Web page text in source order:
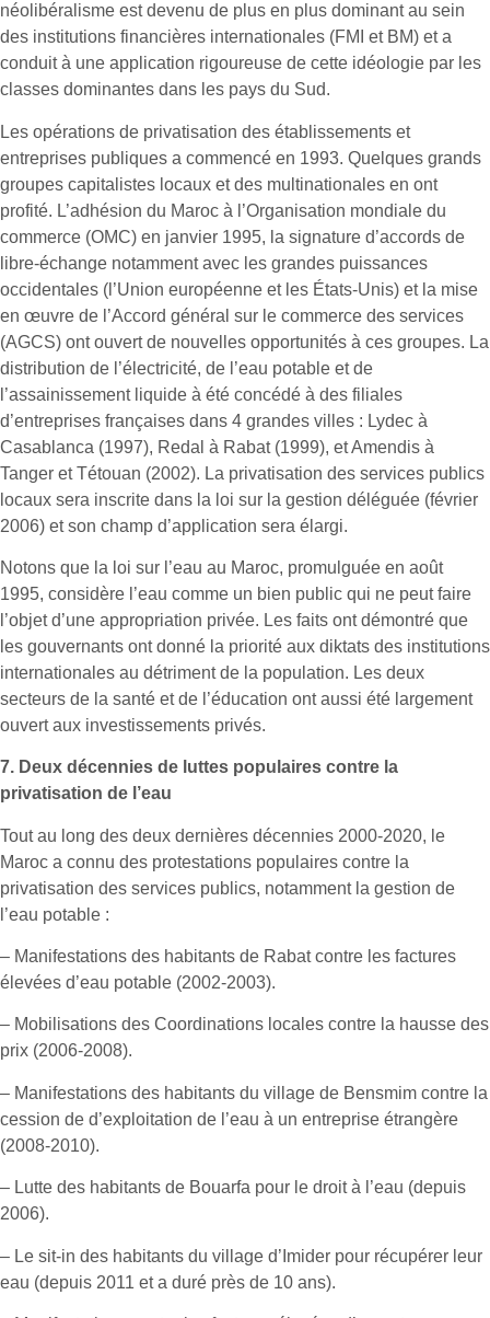
néolibéralisme est devenu de plus en plus dominant au sein
des institutions financières internationales (FMI et BM) et a
conduit à une application rigoureuse de cette idéologie par les
classes dominantes dans les pays du Sud.
Les opérations de privatisation des établissements et
entreprises publiques a commencé en 1993. Quelques grands
groupes capitalistes locaux et des multinationales en ont
profité. L’adhésion du Maroc à l’Organisation mondiale du
commerce (OMC) en janvier 1995, la signature d’accords de
libre-échange notamment avec les grandes puissances
occidentales (l’Union européenne et les États-Unis) et la mise
en œuvre de l’Accord général sur le commerce des services
(AGCS) ont ouvert de nouvelles opportunités à ces groupes. La
distribution de l’électricité, de l’eau potable et de
l’assainissement liquide à été concédé à des filiales
d’entreprises françaises dans 4 grandes villes : Lydec à
Casablanca (1997), Redal à Rabat (1999), et Amendis à
Tanger et Tétouan (2002). La privatisation des services publics
locaux sera inscrite dans la loi sur la gestion déléguée (février
2006) et son champ d’application sera élargi.
Notons que la loi sur l’eau au Maroc, promulguée en août
1995, considère l’eau comme un bien public qui ne peut faire
l’objet d’une appropriation privée. Les faits ont démontré que
les gouvernants ont donné la priorité aux diktats des institutions
internationales au détriment de la population. Les deux
secteurs de la santé et de l’éducation ont aussi été largement
ouvert aux investissements privés.
7. Deux décennies de luttes populaires contre la
privatisation de l’eau
Tout au long des deux dernières décennies 2000-2020, le
Maroc a connu des protestations populaires contre la
privatisation des services publics, notamment la gestion de
l’eau potable :
– Manifestations des habitants de Rabat contre les factures
élevées d’eau potable (2002-2003).
– Mobilisations des Coordinations locales contre la hausse des
prix (2006-2008).
– Manifestations des habitants du village de Bensmim contre la
cession de d’exploitation de l’eau à un entreprise étrangère
(2008-2010).
– Lutte des habitants de Bouarfa pour le droit à l’eau (depuis
2006).
– Le sit-in des habitants du village d’Imider pour récupérer leur
eau (depuis 2011 et a duré près de 10 ans).